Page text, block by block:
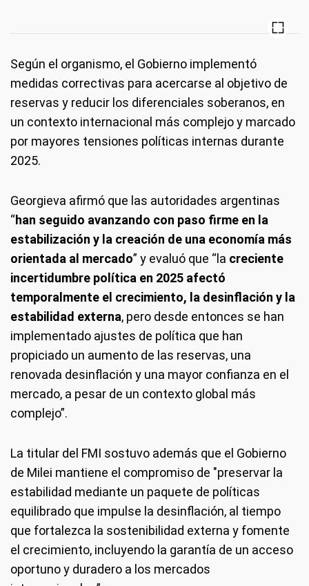
Según el organismo, el Gobierno implementó
medidas correctivas para acercarse al objetivo de
reservas y reducir los diferenciales soberanos, en
un contexto internacional más complejo y marcado
por mayores tensiones políticas internas durante
2025.
Georgieva afirmó que las autoridades argentinas
“han seguido avanzando con paso firme en la
estabilización y la creación de una economía más
orientada al mercado” y evaluó que “la creciente
incertidumbre política en 2025 afectó
temporalmente el crecimiento, la desinflación y la
estabilidad externa, pero desde entonces se han
implementado ajustes de política que han
propiciado un aumento de las reservas, una
renovada desinflación y una mayor confianza en el
mercado, a pesar de un contexto global más
complejo”.
La titular del FMI sostuvo además que el Gobierno
de Milei mantiene el compromiso de "preservar la
estabilidad mediante un paquete de políticas
equilibrado que impulse la desinflación, al tiempo
que fortalezca la sostenibilidad externa y fomente
el crecimiento, incluyendo la garantía de un acceso
oportuno y duradero a los mercados